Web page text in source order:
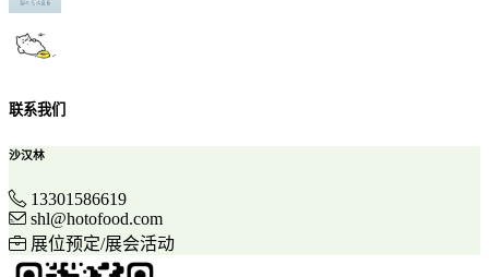
联系我们
沙汉林
13301586619
shl@hotofood.com
展位预定/展会活动